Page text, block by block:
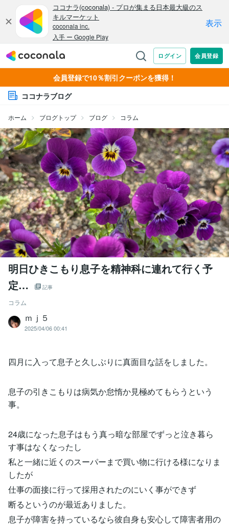
会員登録で10％割引クーポンを獲得！
ココナラブログ
ホーム ブログトップ ブログ コラム
明日ひきこもり息子を精神科に連れて行く予
定…
記事
コラム
ｍｊ５
2025/04/06 00:41
四月に入って息子と久しぶりに真面目な話をしました。
息子の引きこもりは病気か怠惰か見極めてもらうという
事。
24歳になった息子はもう真っ暗な部屋でずっと泣き暮ら
す事はなくなったし
私と一緒に近くのスーパーまで買い物に行ける様になりま
したが
仕事の面接に行って採用されたのにいく事ができず
断るというのが最近ありました。
息子が障害を持っているなら彼自身も安心して障害者用の